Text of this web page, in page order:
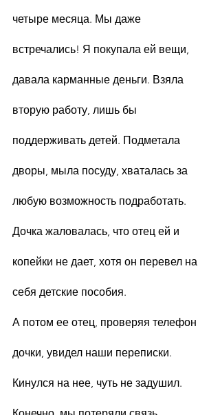
четыре месяца. Мы даже
встречались! Я покупала ей вещи,
давала карманные деньги. Взяла
вторую работу, лишь бы
поддерживать детей. Подметала
дворы, мыла посуду, хваталась за
любую возможность подработать.
Дочка жаловалась, что отец ей и
копейки не дает, хотя он перевел на
себя детские пособия.
А потом ее отец, проверяя телефон
дочки, увидел наши переписки.
Кинулся на нее, чуть не задушил.